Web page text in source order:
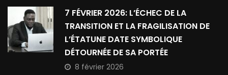
7 FÉVRIER 2026: L’ÉCHEC DE LA
TRANSITION ET LA FRAGILISATION DE
L’ÉTATUNE DATE SYMBOLIQUE
DÉTOURNÉE DE SA PORTÉE
8 février 2026